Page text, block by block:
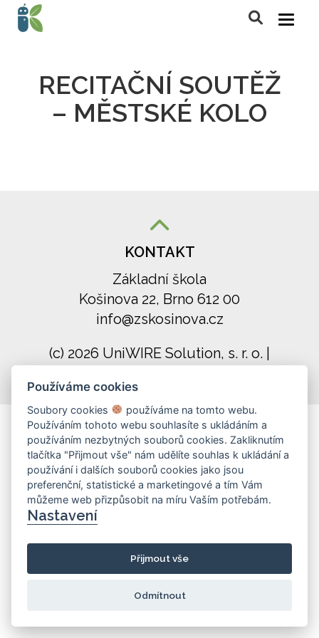
RECITAČNÍ SOUTĚŽ
– MĚSTSKÉ KOLO
KONTAKT
Základní škola
Košinova 22, Brno 612 00
info@zskosinova.cz
(c) 2026 UniWIRE Solution, s. r. o.
Používáme cookies
Soubory cookies
používáme na tomto webu.
Používáním tohoto webu souhlasíte s ukládáním a
používáním nezbytných souborů cookies. Zakliknutím
tlačítka "Přijmout vše" nám udělíte souhlas k ukládání a
používání i dalších souborů cookies jako jsou
preferenční, statistické a marketingové a tím Vám
můžeme web přizpůsobit na míru Vaším potřebám.
Nastavení
Přijmout vše
Odmítnout